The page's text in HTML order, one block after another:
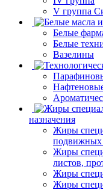
V группа
Белые
Белые
Вазелины
назначения
Жиры
подвижных
Жиры
листов,
Жиры
Жиры